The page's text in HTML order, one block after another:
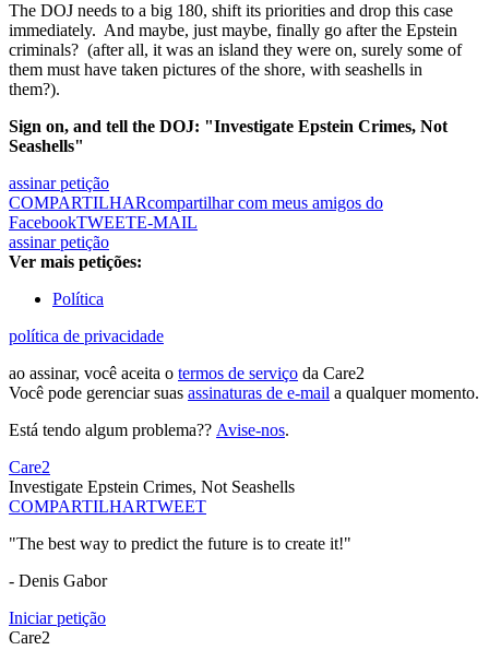
The DOJ needs to a big 180, shift its priorities and drop this case
immediately. And maybe, just maybe, finally go after the Epstein
criminals? (after all, it was an island they were on, surely some of
them must have taken pictures of the shore, with seashells in
them?).
Sign on, and tell the DOJ: "Investigate Epstein Crimes, Not
Seashells"
assinar petição
COMPARTILHARcompartilhar com meus amigos do
FacebookTWEETE-MAIL
assinar petição
Ver mais petições:
Política
política de privacidade
ao assinar, você aceita o termos de serviço da Care2
Você pode gerenciar suas assinaturas de e-mail a qualquer momento.
Está tendo algum problema?? Avise-nos.
Care2
Investigate Epstein Crimes, Not Seashells
COMPARTILHARTWEET
"The best way to predict the future is to create it!"
- Denis Gabor
Iniciar petição
Care2